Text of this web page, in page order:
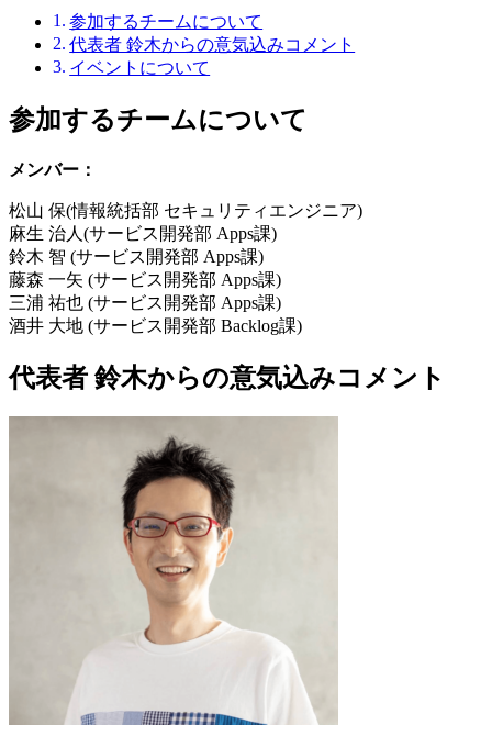
参加するチームについて
代表者 鈴木からの意気込みコメント
イベントについて
参加するチームについて
メンバー：
松山 保(情報統括部 セキュリティエンジニア)
麻生 治人(サービス開発部 Apps課)
鈴木 智 (サービス開発部 Apps課)
藤森 一矢 (サービス開発部 Apps課)
三浦 祐也 (サービス開発部 Apps課)
酒井 大地 (サービス開発部 Backlog課)
代表者 鈴木からの意気込みコメント